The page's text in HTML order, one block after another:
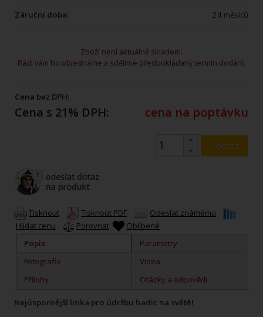
Záruční doba: 24 měsíců
Zboží není aktuálně skladem.
Rádi vám ho objednáme a sdělíme předpokládaný termín dodání.
Cena bez DPH:
Cena s 21% DPH: cena na poptávku
Poptat
Tisknout Tisknout PDF
Odeslat známému
Hlídat cenu
Porovnat
Oblíbené
Popis
Parametry
Fotografie
Videa
Přílohy
Otázky a odpovědi
Nejúspornější linka pro údržbu hadic na světě!